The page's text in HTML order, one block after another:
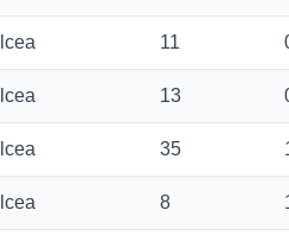
11
13
35
8